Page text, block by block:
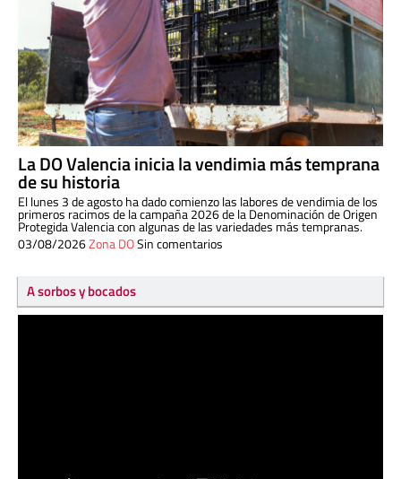
La DO Valencia inicia la vendimia más temprana
de su historia
El lunes 3 de agosto ha dado comienzo las labores de vendimia de los
primeros racimos de la campaña 2026 de la Denominación de Origen
Protegida Valencia con algunas de las variedades más tempranas.
03/08/2026Zona DOSin comentarios
A sorbos y bocados